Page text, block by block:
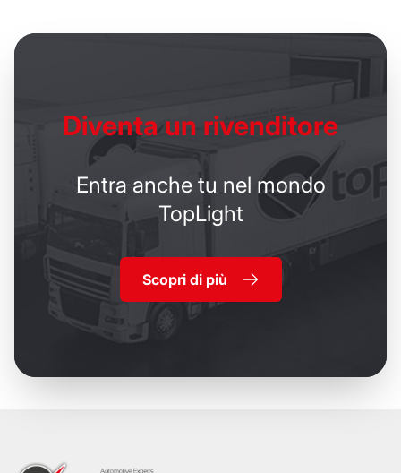
Diventa un rivenditore
Entra anche tu nel mondo
TopLight
Scopri di più